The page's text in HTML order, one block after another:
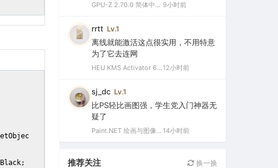
GPU-Z 2.70.0 简体中文汉化版（显卡测试专业的软件） 9小时前
rrtt Lv.1
离线就能激活这点很实用，不用特意
为了它去连网
HEU KMS Activator 64.0 简体中文版（支持激活最新版Windows/Office离线永久激活）12小时前
sj_dc Lv.1
比PS轻比画图强，学生党入门神器无
疑了
Paint.NET 绘画与图像处理软件 v5.1.12 官方版（Windows 免费开源图像编辑工具） 14小时前
推荐关注 换一换